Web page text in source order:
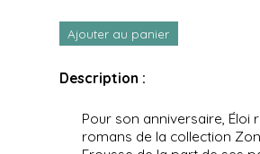
Ajouter au panier
Description :
Pour son anniversaire, Éloi
romans de la collection